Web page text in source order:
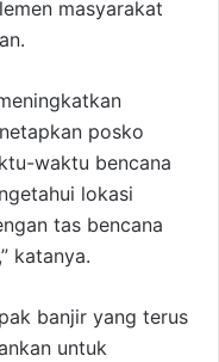
masyarakat
posko
waktu bencana
lokasi
tas bencana
katanya.
banjir yang terus
untuk